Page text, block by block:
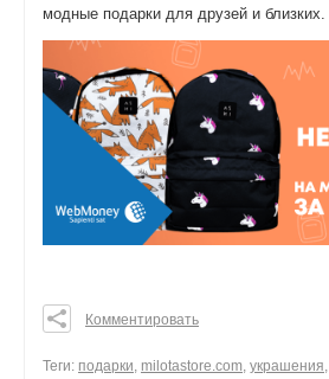
модные подарки для друзей и близких.
0
Комментировать
Теги: подарки, milotastore.com, украшения,